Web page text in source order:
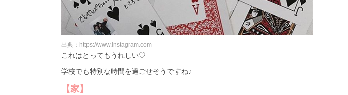
出典：https://www.instagram.com
これはとってもうれしい♡
学校でも特別な時間を過ごせそうですね♪
【家】